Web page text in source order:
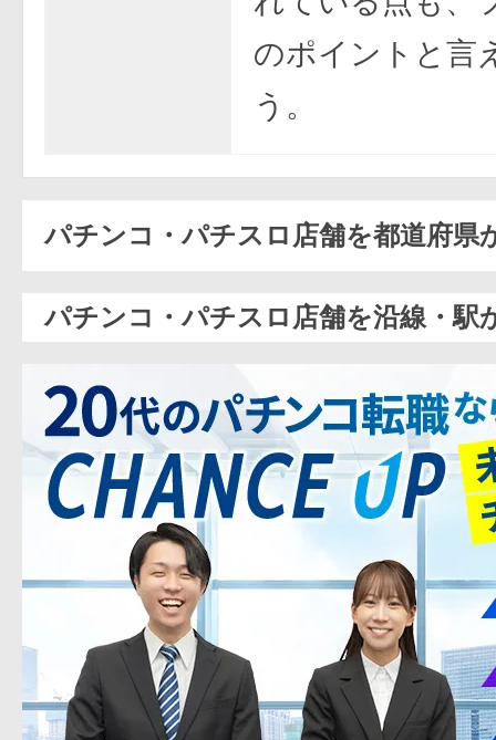
のポイントと言
う。
パチンコ・パチスロ店舗を都道府県
パチンコ・パチスロ店舗を沿線・駅